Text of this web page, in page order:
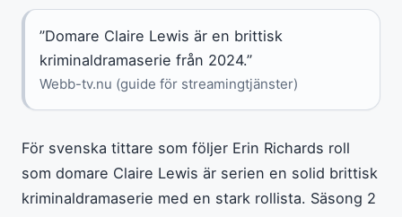
”Domare Claire Lewis är en brittisk
kriminaldramaserie från 2024.”
Webb-tv.nu (guide för streamingtjänster)
För svenska tittare som följer Erin Richards roll
som domare Claire Lewis är serien en solid brittisk
kriminaldramaserie med en stark rollista. Säsong 2